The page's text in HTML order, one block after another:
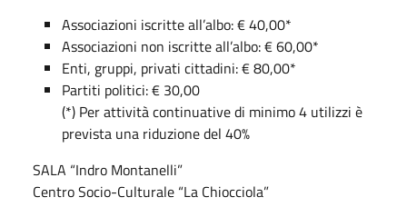
Associazioni iscritte all’albo: € 40,00*
Associazioni non iscritte all’albo: € 60,00*
Enti, gruppi, privati cittadini: € 80,00*
Partiti politici: € 30,00
(*) Per attività continuative di minimo 4 utilizzi è
prevista una riduzione del 40%
SALA “Indro Montanelli”
Centro Socio-Culturale “La Chiocciola”